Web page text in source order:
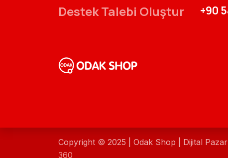
Destek Talebi Oluştur +90
Copyright © 2025 | Odak Shop | Dijital
360